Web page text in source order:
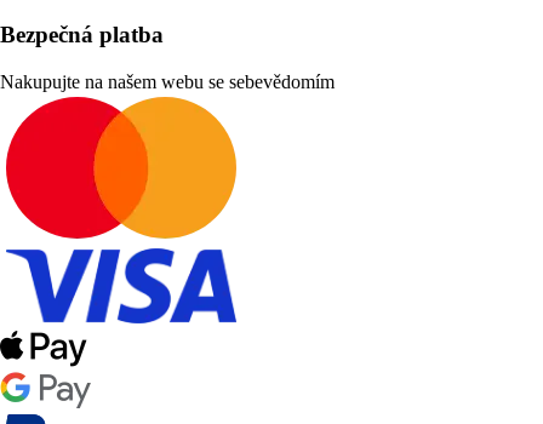
Bezpečná platba
Nakupujte na našem webu se sebevědomím